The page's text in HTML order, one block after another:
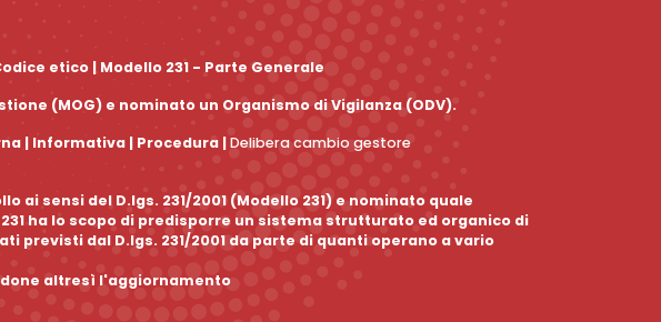
etico | Modello 231 - Parte Generale
(MOG) e nominato un Organismo di Vigilanza (ODV).
| Informativa | Procedura |Delibera cambio gestore
ai sensi del D.lgs. 231/2001 (Modello 231) e nominato quale
ha lo scopo di predisporre un sistema strutturato ed organico di
previsti dal D.lgs. 231/2001 da parte di quanti operano a vario
altresì l'aggiornamento